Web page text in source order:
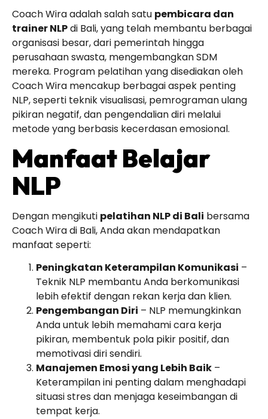
Coach Wira adalah salah satu pembicara dan
trainer NLPdi Bali, yang telah membantu berbagai
organisasi besar, dari pemerintah hingga
perusahaan swasta, mengembangkan SDM
mereka. Program pelatihan yang disediakan oleh
Coach Wira mencakup berbagai aspek penting
NLP, seperti teknik visualisasi, pemrograman ulang
pikiran negatif, dan pengendalian diri melalui
metode yang berbasis kecerdasan emosional.
Manfaat Belajar
NLP
Dengan mengikuti pelatihan NLP di Bali bersama
Coach Wira di Bali, Anda akan mendapatkan
manfaat seperti:
Peningkatan Keterampilan Komunikasi –
Teknik NLP membantu Anda berkomunikasi
lebih efektif dengan rekan kerja dan klien.
Pengembangan Diri – NLP memungkinkan
Anda untuk lebih memahami cara kerja
pikiran, membentuk pola pikir positif, dan
memotivasi diri sendiri.
Manajemen Emosi yang Lebih Baik –
Keterampilan ini penting dalam menghadapi
situasi stres dan menjaga keseimbangan di
tempat kerja.